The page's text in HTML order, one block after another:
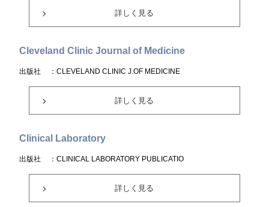
詳しく見る
Cleveland Clinic Journal of Medicine
出版社 ：CLEVELAND CLINIC J.OF MEDICINE
詳しく見る
Clinical Laboratory
出版社 ：CLINICAL LABORATORY PUBLICATIO
詳しく見る